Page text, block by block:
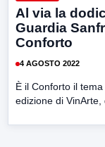
Al via la
Guardia
Conforto
4 AGOSTO 2022
È il Conforto il
edizione di VinArte,